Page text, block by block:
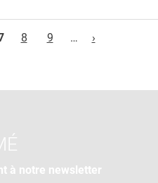
8 9 … ›
à notre newsletter